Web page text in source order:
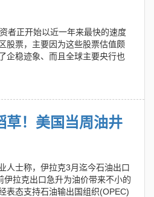
者正开始以近一年来最快的速度
股票，主要因为这些股票估值颇
企稳迹象、而且全球主要央行也
草！美国当周油井
人士称，伊拉克3月迄今石油出口
拉克出口急升为油价带来不小的
表态支持石油输出国组织(OPEC)